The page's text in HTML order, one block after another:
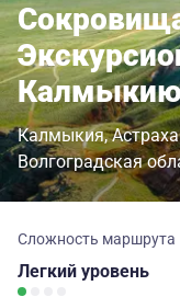
Калмыкию
Калмыкия
Волгоградская
Сложность маршрута
Легкий уровень